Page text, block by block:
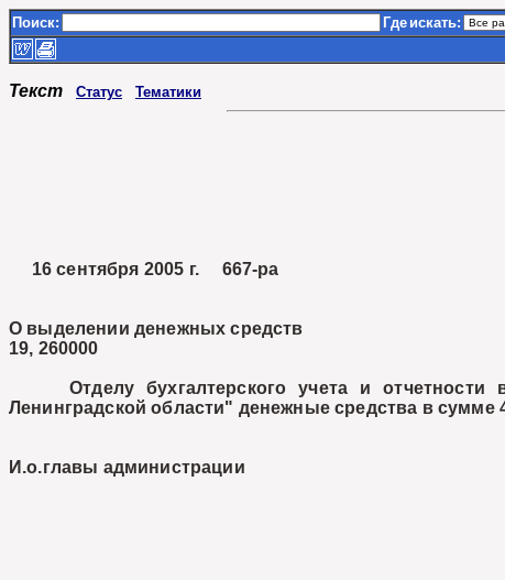
Поиск: Где искать:
Текст Статус Тематики
16 сентября 2005 г. 667-ра
О выделении денежных средств
19, 260000
Отделу бухгалтерского учета и отчетности
Ленинградской области" денежные средства в
И.о.главы администрации